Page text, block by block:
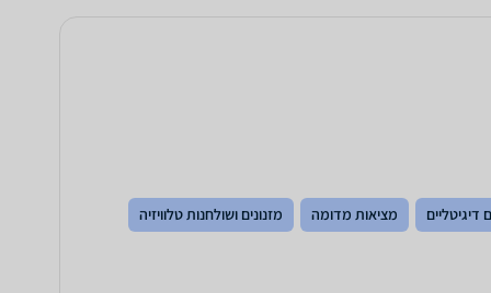
דיגיטליים מציאות מדומה מזנונים ושולחנות טלוויזיה